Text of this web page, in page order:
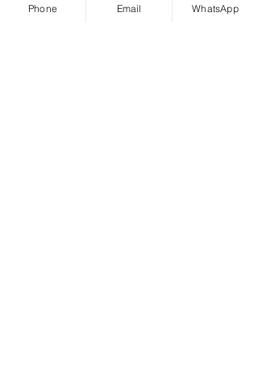
Phone Email WhatsApp